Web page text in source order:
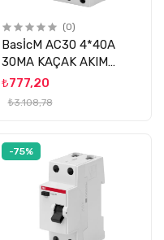
(0)
BasİcM AC30 4*40A
30MA KAÇAK AKIM
ROLESİ ABB
₺777,20
₺3.108,78
-75%